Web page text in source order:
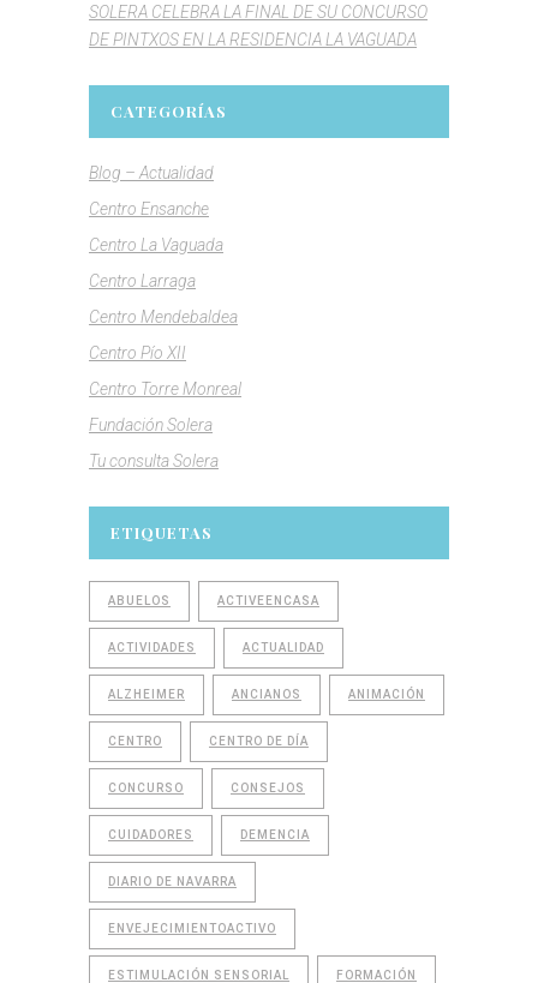
SOLERA CELEBRA LA FINAL DE SU CONCURSO
DE PINTXOS EN LA RESIDENCIA LA VAGUADA
CATEGORÍAS
Blog – Actualidad
Centro Ensanche
Centro La Vaguada
Centro Larraga
Centro Mendebaldea
Centro Pío XII
Centro Torre Monreal
Fundación Solera
Tu consulta Solera
ETIQUETAS
ABUELOS ACTIVEENCASA
ACTIVIDADES ACTUALIDAD
ALZHEIMER ANCIANOS ANIMACIÓN
CENTRO CENTRO DE DÍA
CONCURSO CONSEJOS
CUIDADORES DEMENCIA
DIARIO DE NAVARRA
ENVEJECIMIENTOACTIVO
ESTIMULACIÓN SENSORIAL FORMACIÓN